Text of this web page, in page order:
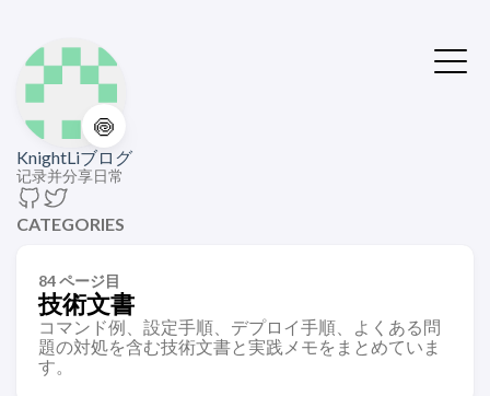
🍥
KnightLiブログ
记录并分享日常
CATEGORIES
84 ページ目
技術文書
コマンド例、設定手順、デプロイ手順、よくある問
題の対処を含む技術文書と実践メモをまとめていま
す。